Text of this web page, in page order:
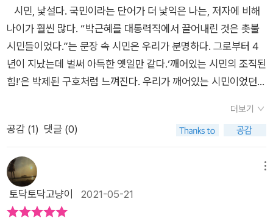
어린 이들이라는 것을 일상에서 목격하는 이들이다. 어제 저
녁, 민주당 박주민 의원이 평등법을 대표 발의했다는 소식을 들었
다. 기쁜 소식임에는 분명하다. 사실 많이 뭉클하다. 그러나 감정
을 다 잡고 현실을 지켜봐야할 의무가 있다. 과연 본회의에서 논
의될 것인가, 통과될 것인가, 시행될 것인가, 거래되지 않을 것인
는 기성세대로서 나는 포괄적 차별금지법이 다뤄지는 조마조마
한 과정 내내 저자처럼 정의단 장혜영 의원을 말을 기억해냈
다. “잘 하고 있다. 같이 돌파하자고, 그런 말들이 필요하다.” 덕
분에 냉소하지 않고 체념하지 않고 지났다. 감사하다. 장혜영 의
원은 더 이전에 다른 말로 인해 무척 고맙게 느끼고 배우고 응원
하는 이다. “저는 낙관주의자예요, 제가 행동할 거니까요.” 남보
행동하는 시민의 문제나 인간 존엄성의 문제까지 꼼꼼하게 들여
다보면서 한 시대의 질문과 목표를 제시하고 있다. 그리고 결코
그 길의 방향성이 민주화 투쟁으로 거리에 섰던 그 시대의 청년들
과 지금 이 시대의 청년들이 다르지 않음을 알 수 있었다. ​모두 다
정의에 대해 목마르다. 아무리 전보다 풍요로워지고 민주화 시대
가 됐다 치더라도 그 틈으로 부조리가 새어나오고 있으며 현실의
빈부격차는 예전의 빈부격차를 훨씬 뛰어넘는다. 전에는 비등비
격차는 흡사 팬트하우스와 볕 안드는 지하방 만큼이나 커다랗다. ​
저자는 냉소의 위험성을 경고한다. 강렬한 소망이 있는 곳, 냉정
한 분석이 있는 곳에서는 냉소가 싹 틀 틈이 없다고 말한다. 맞는
말이다. 시민의 정치는 바로 냉소하지 않는 힘에서 나온다. ​이제
시민, 낯설다. 국민이라는 단어가 더 낯익은 나는, 저자에 비해
나이가 훨씬 많다. “박근혜를 대통력직에서 끌어내린 것은 촛불
시민들이었다.”는 문장 속 시민은 우리가 분명하다. 그로부터 4
년이 지났는데 벌써 아득한 옛일만 같다.‘깨어있는 시민의 조직된
힘!’은 박제된 구호처럼 느껴진다. 우리가 깨어있는 시민이었던
민>을 본 순간 위처럼 여러 생각들이 스쳐지나갔다. 저자는 이제
시민이라는 단어를 붙일만한 대상이 사라졌다는 것을 말하려는
이 올 거라는 뜻일까? 시민이 어디선가 청포를 입고 찾아올 사람
은 아닐 터이다. 그렇다면 우리가 시민이 되어야 하는데 1990년
생인 저자가 말하는 시민은 어떤 면면을 가진 사람들을 말하는 것
더보기
공감 (1) 댓글 (0)
토닥토닥고냥이 2021-05-21